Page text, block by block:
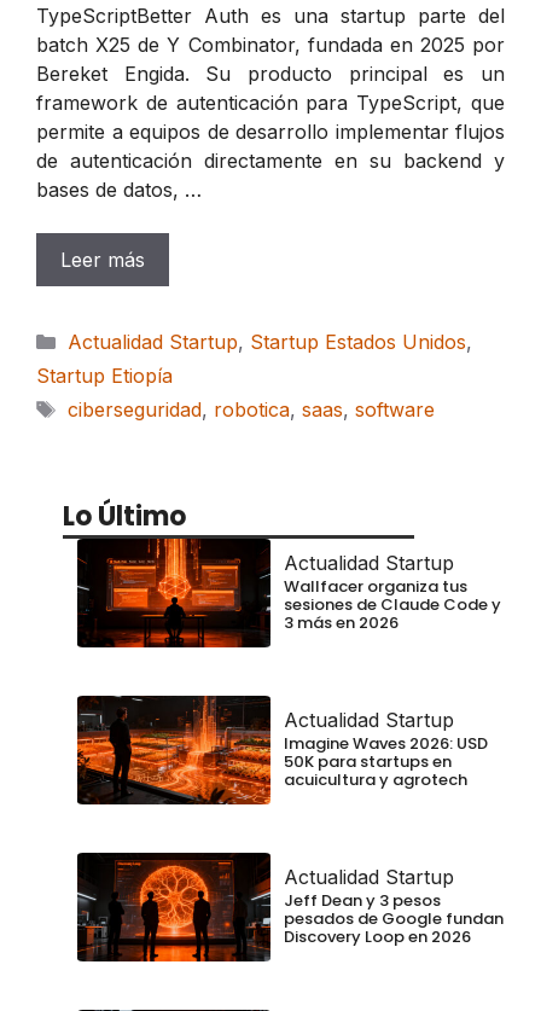
TypeScriptBetter Auth es una startup parte del
batch X25 de Y Combinator, fundada en 2025 por
Bereket Engida. Su producto principal es un
framework de autenticación para TypeScript, que
permite a equipos de desarrollo implementar flujos
de autenticación directamente en su backend y
bases de datos, …
Leer más
Categorías
Actualidad Startup, Startup Estados Unidos,
Startup Etiopía
Etiquetas
ciberseguridad, robotica, saas, software
Lo Último
Actualidad Startup
Wallfacer organiza tus
sesiones de Claude Code y
3 más en 2026
Actualidad Startup
Imagine Waves 2026: USD
50K para startups en
acuicultura y agrotech
Actualidad Startup
Jeff Dean y 3 pesos
pesados de Google fundan
Discovery Loop en 2026